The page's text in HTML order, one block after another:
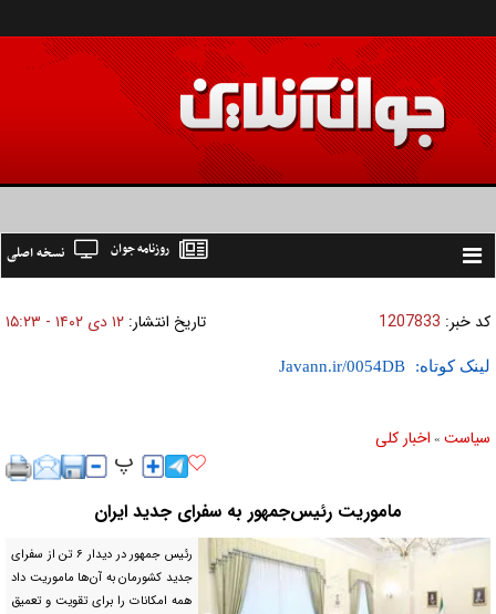
Toggle
نسخه اصلی روزنامه جوان
کد خبر: 1207833 تاریخ انتشار: ۱۲ دی ۱۴۰۲ - ۱۵:۲۳
لینک کوتاه:
سیاست » اخبار کلی
ماموریت رئیس‌جمهور به سفرای جدید ایران
رئیس جمهور در دیدار ۶ تن از سفرای
جدید کشورمان به آن‌ها ماموریت داد
همه امکانات را برای تقویت و تعمیق